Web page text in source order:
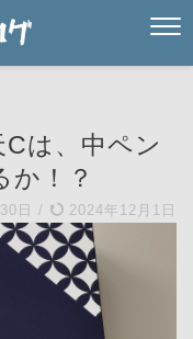
は、中ペン
か！？
日 / 2024年12月1日